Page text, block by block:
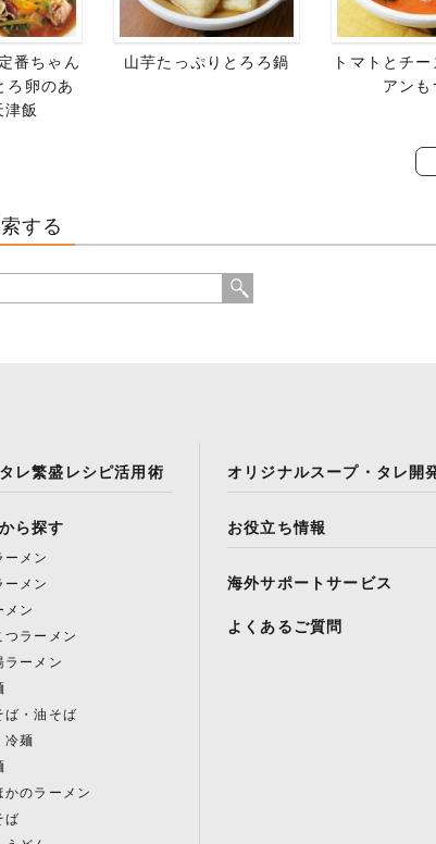
番ちゃん
ろ卵のあ
津飯
山芋たっぷりとろろ鍋
トマトとチ
アンも
する
レ繁盛レシピ活用術
ら探す
ーメン
ーメン
メン
つラーメン
ラーメン
ば・油そば
冷麺
かのラーメン
ば
オリジナルスープ・タレ開
お役立ち情報
海外サポートサービス
よくあるご質問